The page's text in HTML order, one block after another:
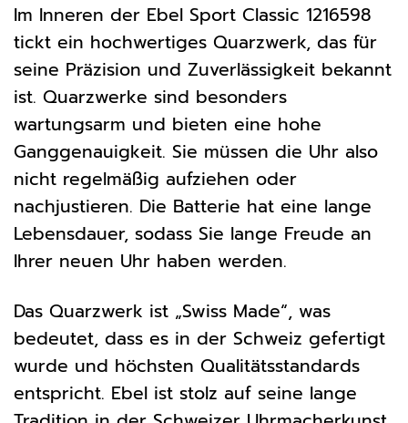
Im Inneren der Ebel Sport Classic 1216598
tickt ein hochwertiges Quarzwerk, das für
seine Präzision und Zuverlässigkeit bekannt
ist. Quarzwerke sind besonders
wartungsarm und bieten eine hohe
Ganggenauigkeit. Sie müssen die Uhr also
nicht regelmäßig aufziehen oder
nachjustieren. Die Batterie hat eine lange
Lebensdauer, sodass Sie lange Freude an
Ihrer neuen Uhr haben werden.
Das Quarzwerk ist „Swiss Made“, was
bedeutet, dass es in der Schweiz gefertigt
wurde und höchsten Qualitätsstandards
entspricht. Ebel ist stolz auf seine lange